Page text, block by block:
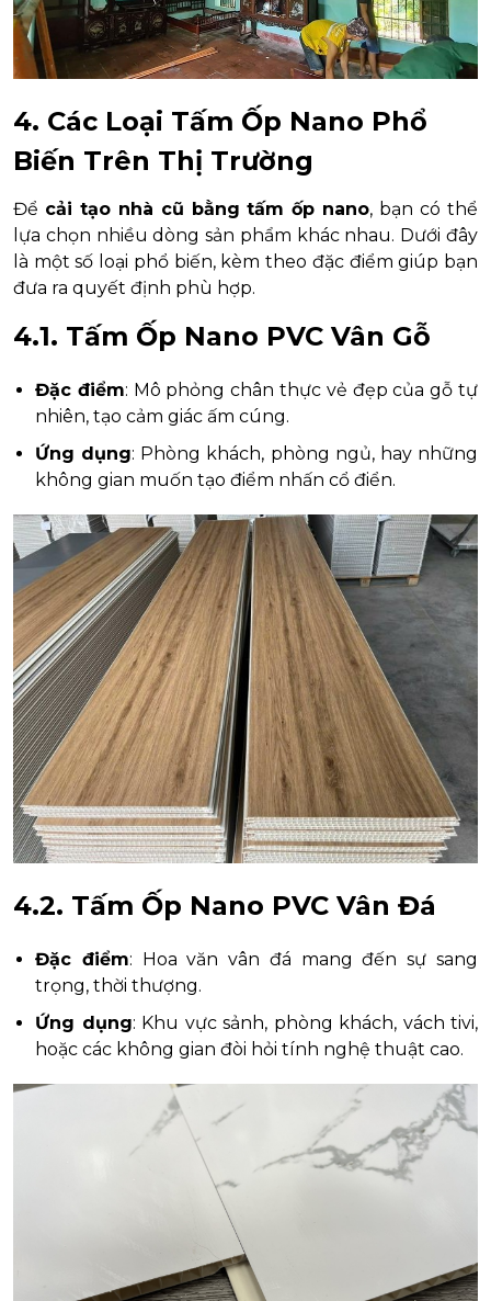
4. Các Loại Tấm Ốp Nano Phổ
Biến Trên Thị Trường
Để cải tạo nhà cũ bằng tấm ốp nano, bạn có thể
lựa chọn nhiều dòng sản phẩm khác nhau. Dưới đây
là một số loại phổ biến, kèm theo đặc điểm giúp bạn
đưa ra quyết định phù hợp.
4.1. Tấm Ốp Nano PVC Vân Gỗ
Đặc điểm: Mô phỏng chân thực vẻ đẹp của gỗ tự
nhiên, tạo cảm giác ấm cúng.
Ứng dụng: Phòng khách, phòng ngủ, hay những
không gian muốn tạo điểm nhấn cổ điển.
4.2. Tấm Ốp Nano PVC Vân Đá
Đặc điểm: Hoa văn vân đá mang đến sự sang
trọng, thời thượng.
Ứng dụng: Khu vực sảnh, phòng khách, vách tivi,
hoặc các không gian đòi hỏi tính nghệ thuật cao.